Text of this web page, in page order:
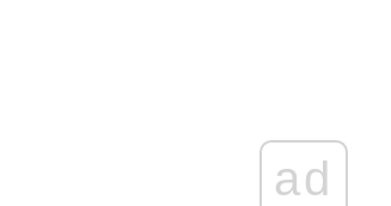
ad